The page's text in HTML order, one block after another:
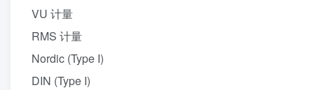
VU 计量
RMS 计量
Nordic (Type I)
DIN (Type I)